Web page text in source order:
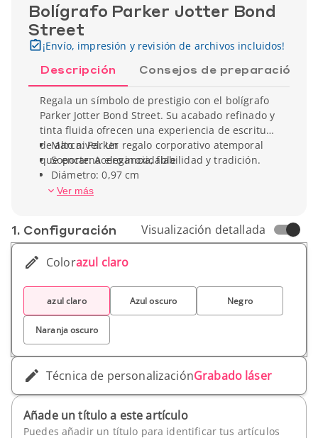
Bolígrafo Parker Jotter Bond
Street
¡Envío, impresión y revisión de archivos incluidos!
Descripción Consejos de preparación
Regala un símbolo de prestigio con el bolígrafo
Parker Jotter Bond Street. Su acabado refinado y
tinta fluida ofrecen una experiencia de escritura
de alto nivel. Un regalo corporativo atemporal
que encarna elegancia, fiabilidad y tradición.
Marca: Parker
Soporte: Acero inoxidable
Diámetro: 0,97 cm
Longitud: 12,9 cm
Ver más
1. Conf­iguración Visualización detallada
Colorazul claro
azul claro Azul oscuro Negro
Naranja oscuro
Técnica de personalizaciónGrabado láser
Añade un título a este artículo
Puedes añadir un título para identificar tus artículos